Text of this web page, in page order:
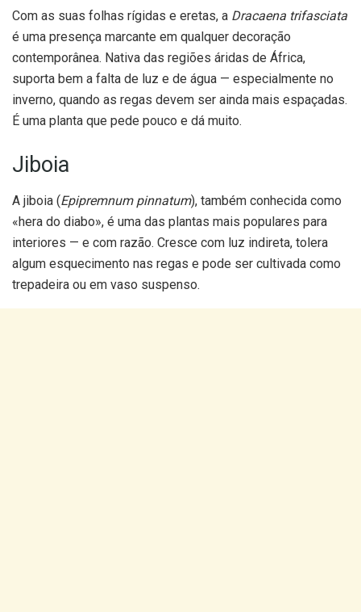
Com as suas folhas rígidas e eretas, a Dracaena trifasciata
é uma presença marcante em qualquer decoração
contemporânea. Nativa das regiões áridas de África,
suporta bem a falta de luz e de água — especialmente no
inverno, quando as regas devem ser ainda mais espaçadas.
É uma planta que pede pouco e dá muito.
Jiboia
A jiboia (Epipremnum pinnatum), também conhecida como
«hera do diabo», é uma das plantas mais populares para
interiores — e com razão. Cresce com luz indireta, tolera
algum esquecimento nas regas e pode ser cultivada como
trepadeira ou em vaso suspenso.